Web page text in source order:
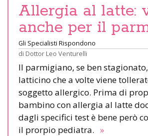
Allergia al latte:
anche per il
Gli Specialisti Rispondono
di Dottor Leo Venturelli
Il parmigiano, se ben
latticino che a volte viene
soggetto allergico. Prima di
bambino con allergia al latte
dagli specifici test è bene però
il prorpio pediatra. »